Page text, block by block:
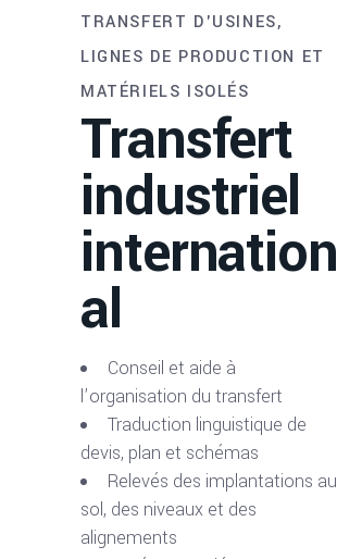
TRANSFERT D'USINES,
LIGNES DE PRODUCTION ET
MATÉRIELS ISOLÉS
Transfert
industriel
internation
al
Conseil et aide à
l’organisation du transfert
Traduction linguistique de
devis, plan et schémas
Relevés des implantations au
sol, des niveaux et des
alignements